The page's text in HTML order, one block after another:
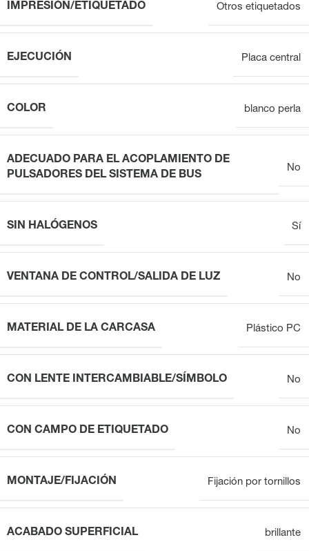
IMPRESIÓN/ETIQUETADO Otros etiquetados
EJECUCIÓN Placa central
COLOR blanco perla
ADECUADO PARA EL ACOPLAMIENTO DE
PULSADORES DEL SISTEMA DE BUS
No
SIN HALÓGENOS Sí
VENTANA DE CONTROL/SALIDA DE LUZ No
MATERIAL DE LA CARCASA Plástico PC
CON LENTE INTERCAMBIABLE/SÍMBOLO No
CON CAMPO DE ETIQUETADO No
MONTAJE/FIJACIÓN Fijación por tornillos
ACABADO SUPERFICIAL brillante